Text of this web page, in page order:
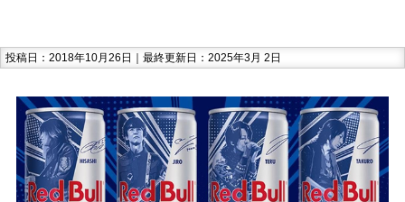
投稿日：2018年10月26日｜最終更新日：2025年3月 2日